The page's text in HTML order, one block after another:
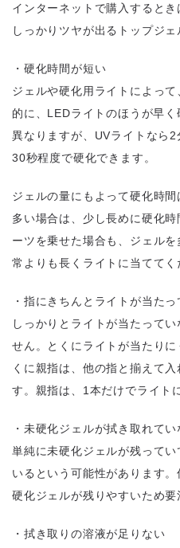
インターネットで購入するとき
しっかりツヤが出るトップジェ
・硬化時間が短い
ジェルや硬化用ライトによっ
的に、LEDライトのほうが早
異なりますが、UVライトなら
30秒程度で硬化できます。
ジェルの量にもよって硬化時
多い場合は、少し長めに硬化
ーツを乗せた場合も、ジェル
常よりも長くライトに当ててく
・指にきちんとライトが当た
しっかりとライトが当たって
せん。とくにライトが当たり
くに親指は、他の指と揃えて
す。親指は、1本だけでライト
・未硬化ジェルが拭き取れてい
単純に未硬化ジェルが残って
いるという可能性があります
硬化ジェルが残りやすいため要
・拭き取りの溶液が足りない